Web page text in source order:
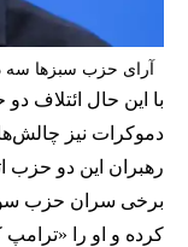
آرای حزب سبزها
با این حال ائتلاف
دموکرات نیز
رهبران این دو حزب
برخی سران حزب
کرده و او را «ترامپ